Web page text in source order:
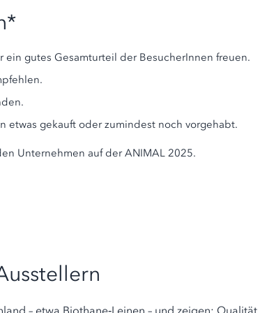
gutes Gesamturteil der BesucherInnen freuen.
etwas gekauft oder zumindest noch vorgehabt.
Unternehmen auf der ANIMAL 2025.